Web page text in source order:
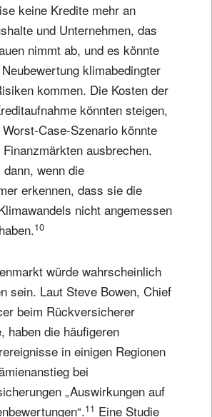
keine Kredite mehr an
und Unternehmen, das
nimmt ab, und es könnte
klimabedingter
kommen. Die Kosten der
könnten steigen,
Case-Szenario könnte
ausbrechen.
wenn die
erkennen, dass sie die
nicht angemessen
10
würde wahrscheinlich
sein. Laut Steve Bowen, Chief
beim Rückversicherer
haben die häufigeren
in einigen Regionen
bei
„Auswirkungen auf
11 Eine Studie
Vorname